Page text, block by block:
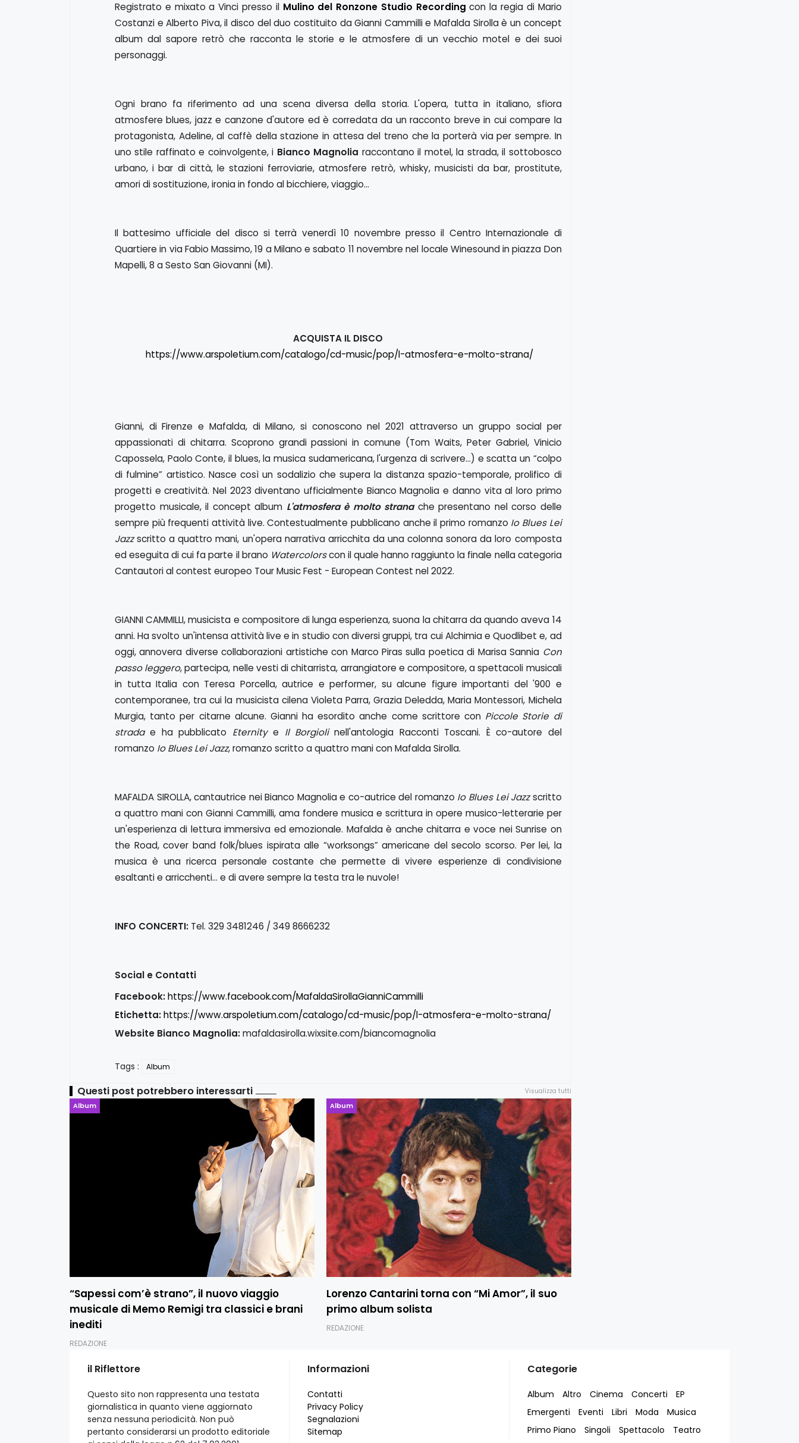
Registrato e mixato a Vinci presso il Mulino del Ronzone Studio Recording con la regia di Mario
Costanzi e Alberto Piva, il disco del duo costituito da Gianni Cammilli e Mafalda Sirolla è un concept
album dal sapore retrò che racconta le storie e le atmosfere di un vecchio motel e dei suoi
personaggi.
Ogni brano fa riferimento ad una scena diversa della storia. L'opera, tutta in italiano, sfiora
atmosfere blues, jazz e canzone d'autore ed è corredata da un racconto breve in cui compare la
protagonista, Adeline, al caffè della stazione in attesa del treno che la porterà via per sempre. In
uno stile raffinato e coinvolgente, i Bianco Magnolia raccontano il motel, la strada, il sottobosco
urbano, i bar di città, le stazioni ferroviarie, atmosfere retrò, whisky, musicisti da bar, prostitute,
amori di sostituzione, ironia in fondo al bicchiere, viaggio...
Il battesimo ufficiale del disco si terrà venerdì 10 novembre presso il Centro Internazionale di
Quartiere in via Fabio Massimo, 19 a Milano e sabato 11 novembre nel locale Winesound in piazza Don
Mapelli, 8 a Sesto San Giovanni (MI).
ACQUISTA IL DISCO
https://www.arspoletium.com/catalogo/cd-music/pop/l-atmosfera-e-molto-strana/
Gianni, di Firenze e Mafalda, di Milano, si conoscono nel 2021 attraverso un gruppo social per
appassionati di chitarra. Scoprono grandi passioni in comune (Tom Waits, Peter Gabriel, Vinicio
Capossela, Paolo Conte, il blues, la musica sudamericana, l'urgenza di scrivere…) e scatta un “colpo
di fulmine” artistico. Nasce così un sodalizio che supera la distanza spazio-temporale, prolifico di
progetti e creatività. Nel 2023 diventano ufficialmente Bianco Magnolia e danno vita al loro primo
progetto musicale, il concept album L'atmosfera è molto stranache presentano nel corso delle
sempre più frequenti attività live. Contestualmente pubblicano anche il primo romanzo Io Blues Lei
Jazzscritto a quattro mani, un'opera narrativa arricchita da una colonna sonora da loro composta
ed eseguita di cui fa parte il brano Watercolorscon il quale hanno raggiunto la finale nella categoria
Cantautori al contest europeo Tour Music Fest - European Contest nel 2022.
GIANNI CAMMILLI, musicista e compositore di lunga esperienza, suona la chitarra da quando aveva 14
anni. Ha svolto un'intensa attività live e in studio con diversi gruppi, tra cui Alchimia e Quodlibet e, ad
oggi, annovera diverse collaborazioni artistiche con Marco Piras sulla poetica di Marisa Sannia Con
passo leggero, partecipa, nelle vesti di chitarrista, arrangiatore e compositore, a spettacoli musicali
in tutta Italia con Teresa Porcella, autrice e performer, su alcune figure importanti del '900 e
contemporanee, tra cui la musicista cilena Violeta Parra, Grazia Deledda, Maria Montessori, Michela
Murgia, tanto per citarne alcune. Gianni ha esordito anche come scrittore con Piccole Storie di
stradae ha pubblicato Eternitye Il Borgiolinell'antologia Racconti Toscani. È co-autore del
romanzo Io Blues Lei Jazz, romanzo scritto a quattro mani con Mafalda Sirolla.
MAFALDA SIROLLA, cantautrice nei Bianco Magnolia e co-autrice del romanzo Io Blues Lei Jazzscritto
a quattro mani con Gianni Cammilli, ama fondere musica e scrittura in opere musico-letterarie per
un'esperienza di lettura immersiva ed emozionale. Mafalda è anche chitarra e voce nei Sunrise on
the Road, cover band folk/blues ispirata alle “worksongs” americane del secolo scorso. Per lei, la
musica è una ricerca personale costante che permette di vivere esperienze di condivisione
esaltanti e arricchenti... e di avere sempre la testa tra le nuvole!
INFO CONCERTI: Tel. 329 3481246 / 349 8666232
Social e Contatti
Facebook:https://www.facebook.com/MafaldaSirollaGianniCammilli
Etichetta:https://www.arspoletium.com/catalogo/cd-music/pop/l-atmosfera-e-molto-strana/
Website Bianco Magnolia:mafaldasirolla.wixsite.com/biancomagnolia
Tags : Album
Questi post potrebbero interessarti Visualizza tutti
Album
“Sapessi com’è strano”, il nuovo viaggio
musicale di Memo Remigi tra classici e brani
inediti
REDAZIONE
Album
Lorenzo Cantarini torna con “Mi Amor”, il suo
primo album solista
REDAZIONE
il Riflettore
Questo sito non rappresenta una testata
giornalistica in quanto viene aggiornato
senza nessuna periodicità. Non può
pertanto considerarsi un prodotto editoriale
Informazioni
Contatti
Privacy Policy
Segnalazioni
Sitemap
Categorie
Album Altro Cinema Concerti
EP
Emergenti
Eventi Libri Moda
Musica
Primo Piano
Singoli Spettacolo
Teatro